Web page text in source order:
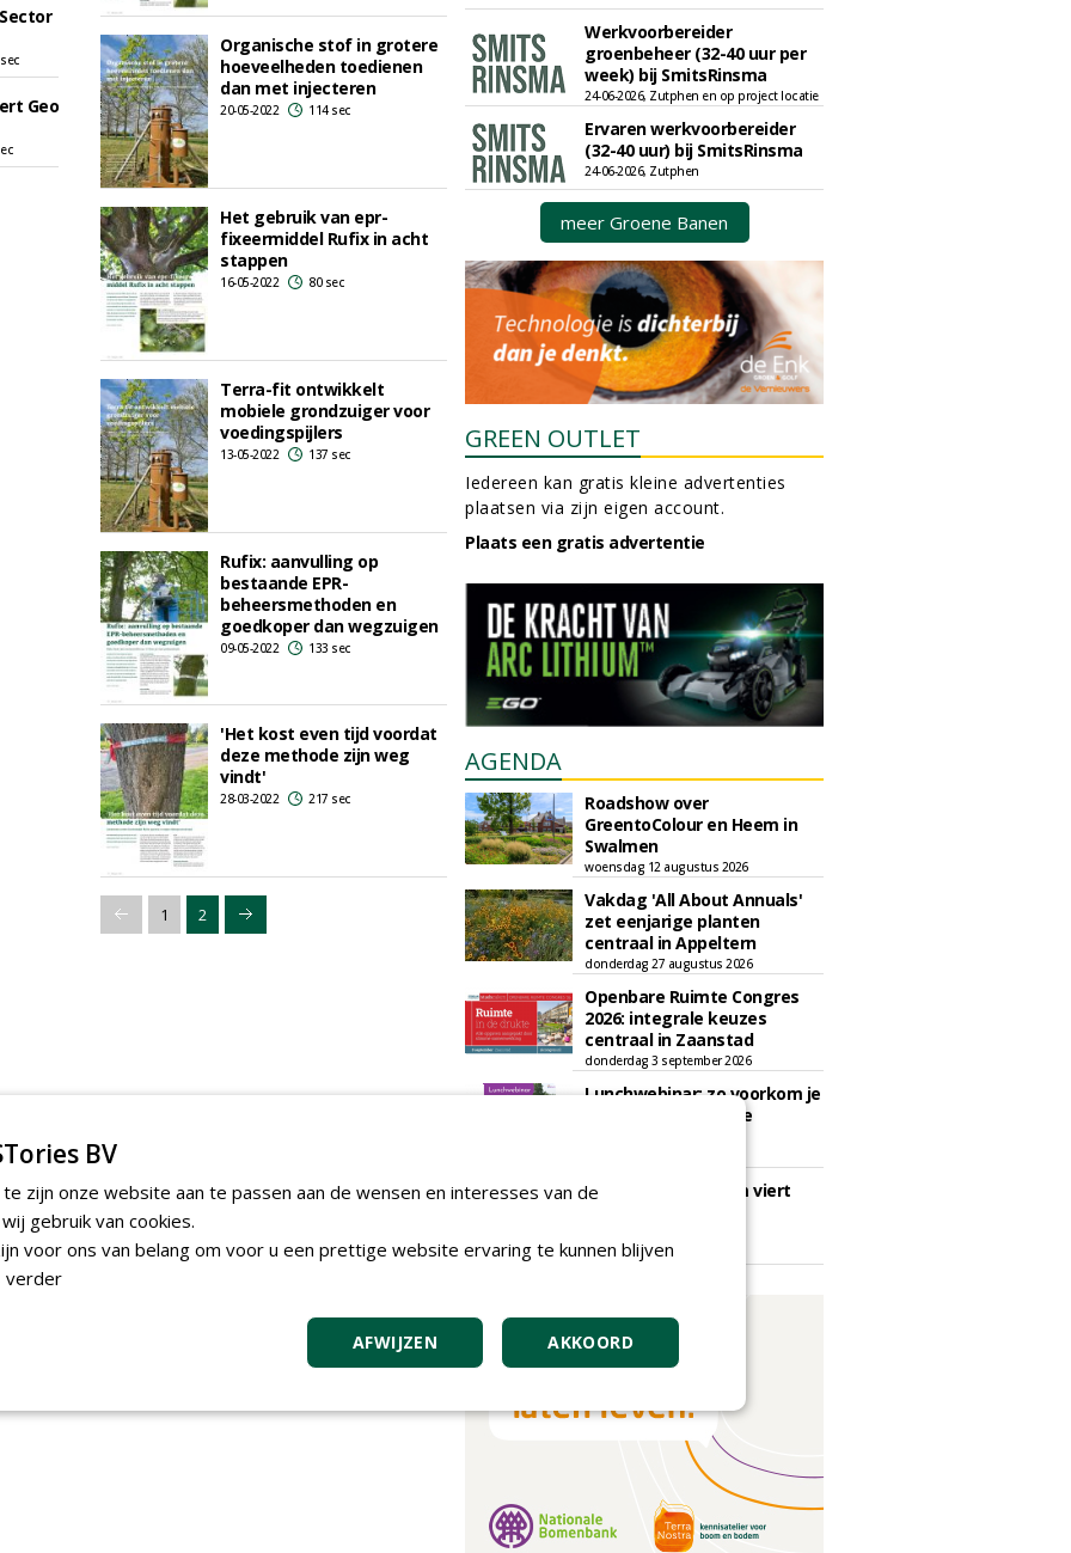
Geo
Organische stof in grotere
hoeveelheden toedienen
dan met injecteren
20-05-2022 114 sec
Het gebruik van epr-
fixeermiddel Rufix in acht
stappen
16-05-2022 80 sec
Terra-fit ontwikkelt
mobiele grondzuiger voor
voedingspijlers
13-05-2022 137 sec
Rufix: aanvulling op
bestaande EPR-
beheersmethoden en
goedkoper dan wegzuigen
09-05-2022 133 sec
'Het kost even tijd voordat
deze methode zijn weg
vindt'
28-03-2022 217 sec
1 2
Werkvoorbereider
groenbeheer (32-40 uur per
week) bij SmitsRinsma
24-06-2026, Zutphen en op project locatie
Ervaren werkvoorbereider
(32-40 uur) bij SmitsRinsma
24-06-2026, Zutphen
meer Groene Banen
GREEN OUTLET
Iedereen kan gratis kleine advertenties
plaatsen via zijn eigen account.
Plaats een gratis advertentie
AGENDA
Roadshow over
GreentoColour en Heem in
Swalmen
woensdag 12 augustus 2026
Vakdag 'All About Annuals'
zet eenjarige planten
centraal in Appeltern
donderdag 27 augustus 2026
Openbare Ruimte Congres
2026: integrale keuzes
centraal in Zaanstad
donderdag 3 september 2026
Lunchwebinar: zo voorkom je
dat natuurinclusieve
Rooftop Symposium viert
vrijdag 18 september 2026
BV
zijn onze website aan te passen aan de wensen en interesses van de
gebruik van cookies.
voor ons van belang om voor u een prettige website ervaring te kunnen blijven
verder
AKKOORD
AFWIJZEN